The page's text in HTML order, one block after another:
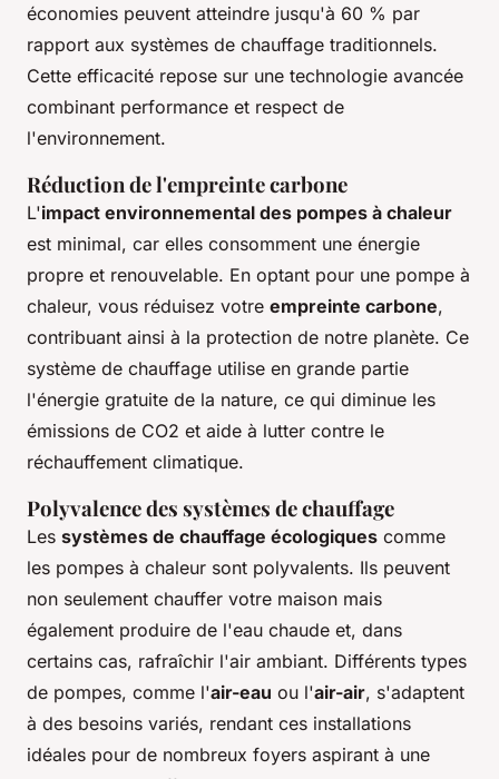
économies peuvent atteindre jusqu'à 60 % par
rapport aux systèmes de chauffage traditionnels.
Cette efficacité repose sur une technologie avancée
combinant performance et respect de
l'environnement.
Réduction de l'empreinte carbone
L'impact environnemental des pompes à chaleur
est minimal, car elles consomment une énergie
propre et renouvelable. En optant pour une pompe à
chaleur, vous réduisez votre empreinte carbone,
contribuant ainsi à la protection de notre planète. Ce
système de chauffage utilise en grande partie
l'énergie gratuite de la nature, ce qui diminue les
émissions de CO2 et aide à lutter contre le
réchauffement climatique.
Polyvalence des systèmes de chauffage
Les systèmes de chauffage écologiques comme
les pompes à chaleur sont polyvalents. Ils peuvent
non seulement chauffer votre maison mais
également produire de l'eau chaude et, dans
certains cas, rafraîchir l'air ambiant. Différents types
de pompes, comme l'air-eau ou l'air-air, s'adaptent
à des besoins variés, rendant ces installations
idéales pour de nombreux foyers aspirant à une